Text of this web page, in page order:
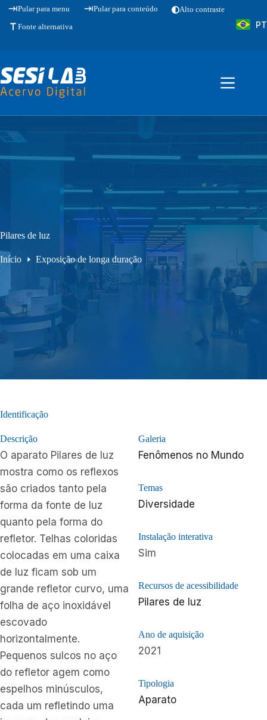
PularPular para menu Pular para conteúdo
Alto contraste
Fonte alternativa
PT
Pilares de luz
Início Exposição de longa duração
Identificação
Descrição
O aparato Pilares de luz
mostra como os reflexos
são criados tanto pela
forma da fonte de luz
quanto pela forma do
refletor. Telhas coloridas
colocadas em uma caixa
de luz ficam sob um
grande refletor curvo, uma
folha de aço inoxidável
escovado
horizontalmente.
Pequenos sulcos no aço
do refletor agem como
espelhos minúsculos,
cada um refletindo uma
Galeria
Fenômenos no Mundo
Temas
Diversidade
Instalação interativa
Sim
Recursos de acessibilidade
Pilares de luz
Ano de aquisição
2021
Tipologia
Aparato